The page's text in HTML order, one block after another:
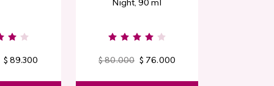
$ 89.300
Night, 90 ml
$ 80.000 $ 76.000